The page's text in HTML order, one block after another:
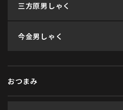
三方原男しゃく
今金男しゃく
おつまみ